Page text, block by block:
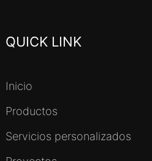
QUICK LINK
Inicio
Productos
Servicios personalizados